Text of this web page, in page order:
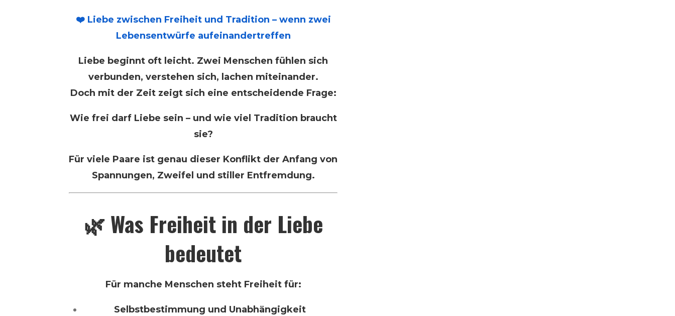
❤️ Liebe zwischen Freiheit und Tradition – wenn zwei
Lebensentwürfe aufeinandertreffen
Liebe beginnt oft leicht. Zwei Menschen fühlen sich
verbunden, verstehen sich, lachen miteinander.
Doch mit der Zeit zeigt sich eine entscheidende Frage:
Wie frei darf Liebe sein – und wie viel Tradition braucht
sie?
Für viele Paare ist genau dieser Konflikt der Anfang von
Spannungen, Zweifel und stiller Entfremdung.
🌿 Was Freiheit in der Liebe
bedeutet
Für manche Menschen steht Freiheit für:
Selbstbestimmung und Unabhängigkeit